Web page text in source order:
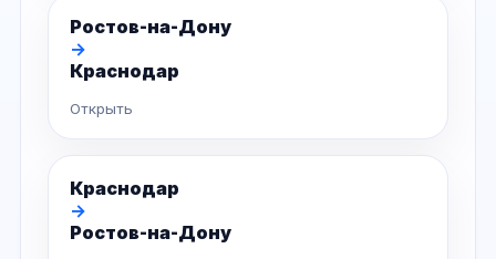
Ростов-на-Дону
→
Краснодар
Открыть
Краснодар
→
Ростов-на-Дону